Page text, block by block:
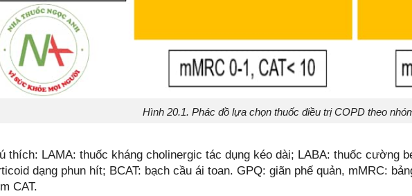
Hình 20.1. Phác đồ lựa chọn thuốc điều trị COPD theo
thích: LAMA: thuốc kháng cholinergic tác dụng kéo dài; LABA: thuốc cường
dạng phun hít; BCAT: bạch cầu ái toan. GPQ: giãn phế quản, mMRC:
CAT.